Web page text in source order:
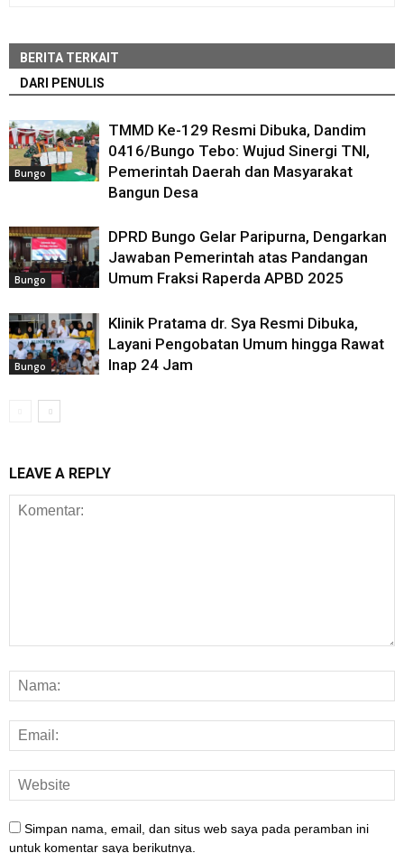
BERITA TERKAIT
DARI PENULIS
Bungo
TMMD Ke-129 Resmi Dibuka, Dandim
0416/Bungo Tebo: Wujud Sinergi TNI,
Pemerintah Daerah dan Masyarakat
Bangun Desa
Bungo
DPRD Bungo Gelar Paripurna, Dengarkan
Jawaban Pemerintah atas Pandangan
Umum Fraksi Raperda APBD 2025
Bungo
Klinik Pratama dr. Sya Resmi Dibuka,
Layani Pengobatan Umum hingga Rawat
Inap 24 Jam
LEAVE A REPLY
Simpan nama, email, dan situs web saya pada peramban ini
untuk komentar saya berikutnya.